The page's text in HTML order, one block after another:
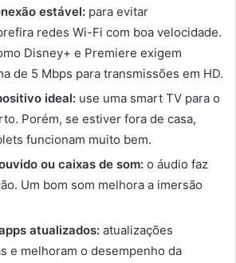
estável: para evitar
redes Wi-Fi com boa velocidade.
Disney+ e Premiere exigem
de 5 Mbps para transmissões em HD.
ideal: use uma smart TV para o
Porém, se estiver fora de casa,
funcionam muito bem.
ou caixas de som: o áudio faz
Um bom som melhora a imersão
atualizados: atualizações
e melhoram o desempenho da